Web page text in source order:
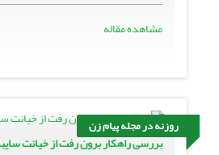
مشاهده مقاله
روزنه در مجله پیام زن
بررسی راهکار برون رفت از خیانت